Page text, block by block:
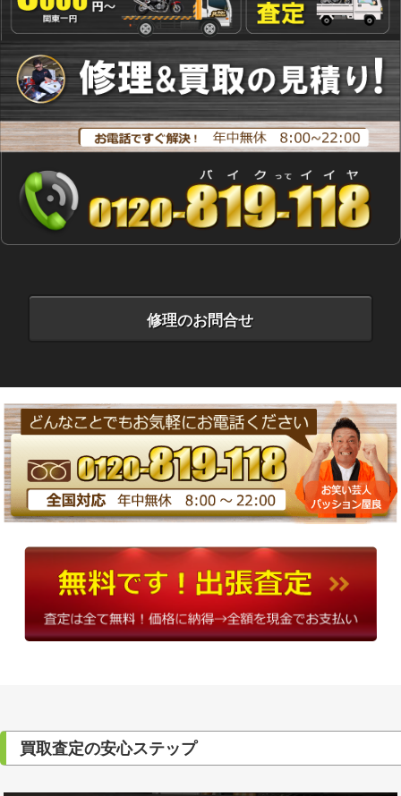
修理のお問合せ
買取査定の安心ステップ